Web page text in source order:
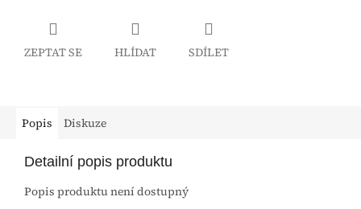
ZEPTAT SE HLÍDAT SDÍLET
Popis Diskuze
Detailní popis produktu
Popis produktu není dostupný